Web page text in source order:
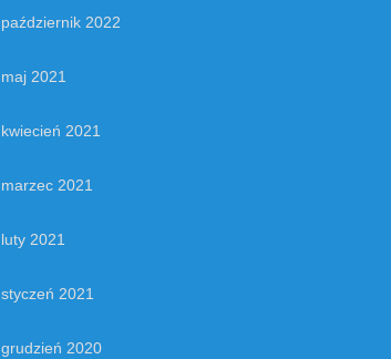
październik 2022
maj 2021
kwiecień 2021
marzec 2021
luty 2021
styczeń 2021
grudzień 2020